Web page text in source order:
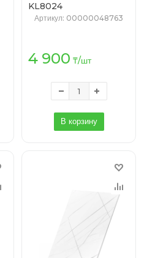
KL8024
2,5*1220*2800мм
Артикул: 00000048763
4 900 ₸/шт
В корзину